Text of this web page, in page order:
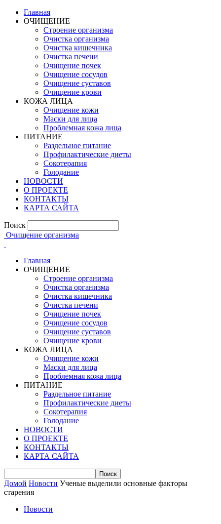
Главная
ОЧИЩЕНИЕ
Строение организма
Очистка организма
Очистка кишечника
Очистка печени
Очищение почек
Очищение сосудов
Очищение суставов
Очищение крови
КОЖА ЛИЦА
Очищение кожи
Маски для лица
Проблемная кожа лица
ПИТАНИЕ
Раздельное питание
Профилактические диеты
Сокотерапия
Голодание
НОВОСТИ
О ПРОЕКТЕ
КОНТАКТЫ
КАРТА САЙТА
Поиск
Очищение организма
Главная
ОЧИЩЕНИЕ
Строение организма
Очистка организма
Очистка кишечника
Очистка печени
Очищение почек
Очищение сосудов
Очищение суставов
Очищение крови
КОЖА ЛИЦА
Очищение кожи
Маски для лица
Проблемная кожа лица
ПИТАНИЕ
Раздельное питание
Профилактические диеты
Сокотерапия
Голодание
НОВОСТИ
О ПРОЕКТЕ
КОНТАКТЫ
КАРТА САЙТА
Домой Новости Ученые выделили основные факторы
старения
Новости